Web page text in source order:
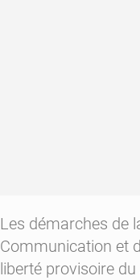
Les démarches de
Communication et
liberté provisoire